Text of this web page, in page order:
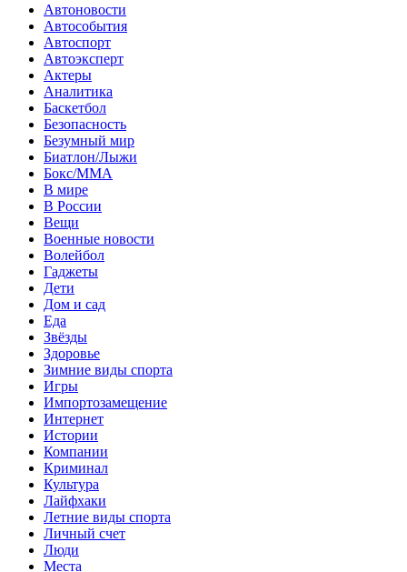
Автоновости
Автособытия
Автоспорт
Автоэксперт
Актеры
Аналитика
Баскетбол
Безопасность
Безумный мир
Биатлон/Лыжи
Бокс/MMA
В мире
В России
Вещи
Военные новости
Волейбол
Гаджеты
Дети
Дом и сад
Еда
Звёзды
Здоровье
Зимние виды спорта
Игры
Импортозамещение
Интернет
Истории
Компании
Криминал
Культура
Лайфхаки
Летние виды спорта
Личный счет
Люди
Места